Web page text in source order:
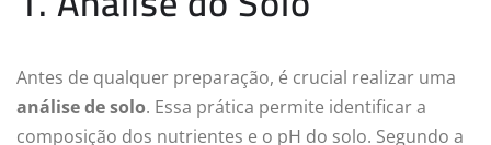
Antes de qualquer preparação, é crucial realizar uma
análise de solo. Essa prática permite identificar a
composição dos nutrientes e o pH do solo. Segundo a